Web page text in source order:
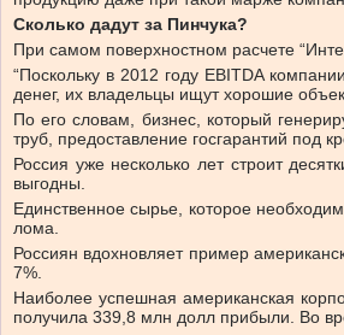
Сколько дадут за Пинчука?
При самом поверхностном расчете
“Поскольку в 2012 году EBITDA
денег, их владельцы ищут хорошие
По его словам, бизнес, который
труб, предоставление госгарантий под
Россия уже несколько лет строит
выгодны.
Единственное сырье, которое
лома.
Россиян вдохновляет пример
7%.
Наиболее успешная американская
получила 339,8 млн долл прибыли. Во